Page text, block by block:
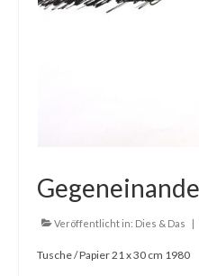
Veröffentlicht in: Dies & Das |
Tusche / Papier 21 x 30 cm 1980